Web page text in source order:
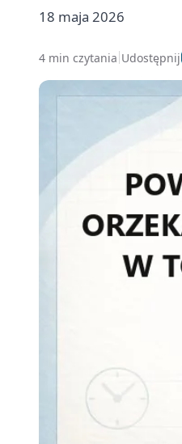
18 maja 2026
4 min czytania Udostępnij